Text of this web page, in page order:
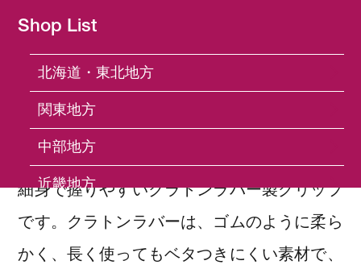
Shop List
北海道・東北地方
関東地方
中部地方
近畿地方
中国地方
四国地方
VLG-609 Grip 130mm
VLG-609 グリップ 130mm
細身で握りやすいクラトンラバー製グリップ
です。クラトンラバーは、ゴムのように柔ら
かく、長く使ってもベタつきにくい素材で、